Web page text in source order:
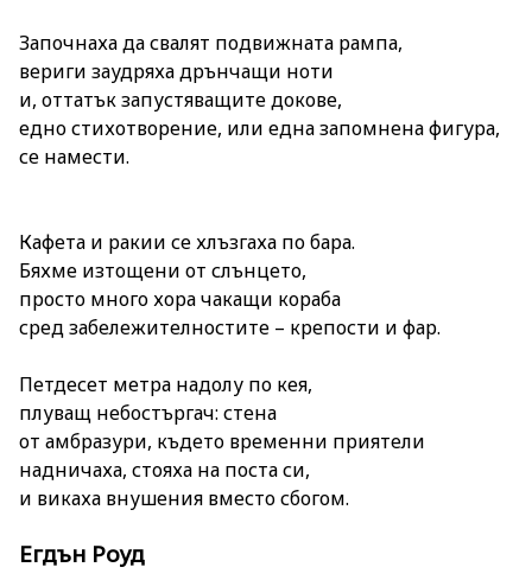
Започнаха да свалят подвижната рампа,
вериги заудряха дрънчащи ноти
и, оттатък запустяващите докове,
едно стихотворение, или една запомнена фигура,
се намести.
Кафета и ракии се хлъзгаха по бара.
Бяхме изтощени от слънцето,
просто много хора чакащи кораба
сред забележителностите – крепости и фар.
Петдесет метра надолу по кея,
плуващ небостъргач: стена
от амбразури, където временни приятели
надничаха, стояха на поста си,
и викаха внушения вместо сбогом.
Егдън Роуд